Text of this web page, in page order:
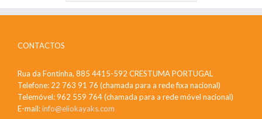
CONTACTOS
Rua da Fontinha, 885 4415-592 CRESTUMA PORTUGAL
Telefone: 22 763 91 76 (chamada para a rede fixa nacional)
Telemóvel: 962 559 764 (chamada para a rede móvel nacional)
E-mail:info@eliokayaks.com